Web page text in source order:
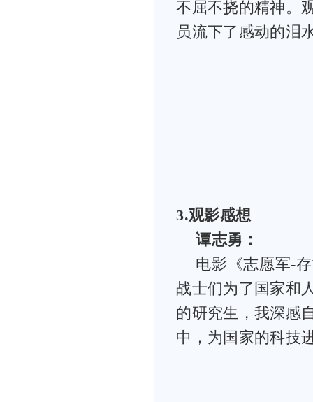
不屈不挠的精神。
员流下了感动的泪
3.观影感想
谭志勇：
电影《志愿军-
战士们为了国家和
的研究生，我深感
中，为国家的科技